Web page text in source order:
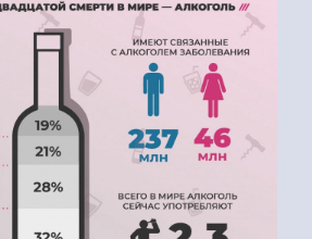
в Туле,
ведет к смерти!